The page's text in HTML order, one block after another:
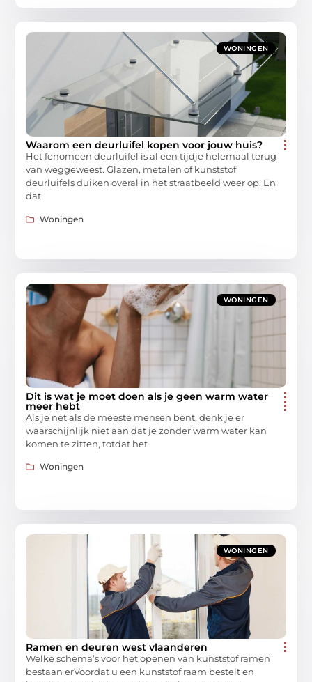
WONINGEN
Waarom een deurluifel kopen voor jouw huis?
Het fenomeen deurluifel is al een tijdje helemaal terug
van weggeweest. Glazen, metalen of kunststof
deurluifels duiken overal in het straatbeeld weer op. En
dat
Woningen
WONINGEN
Dit is wat je moet doen als je geen warm water
meer hebt
Als je net als de meeste mensen bent, denk je er
waarschijnlijk niet aan dat je zonder warm water kan
komen te zitten, totdat het
Woningen
WONINGEN
Ramen en deuren west vlaanderen
Welke schema’s voor het openen van kunststof ramen
bestaan ​​erVoordat u een kunststof raam bestelt en